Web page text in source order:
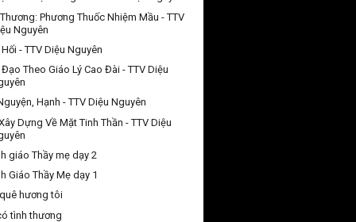
Phương Thuốc Nhiệm Mầu - TTV
Nguyên
- TTV Diệu Nguyên
Theo Giáo Lý Cao Đài - TTV Diệu
Hạnh - TTV Diệu Nguyên
Dựng Về Mặt Tinh Thần - TTV Diệu
giáo Thầy mẹ dạy 2
Giáo Thầy Mẹ dạy 1
hương tôi
tình thương